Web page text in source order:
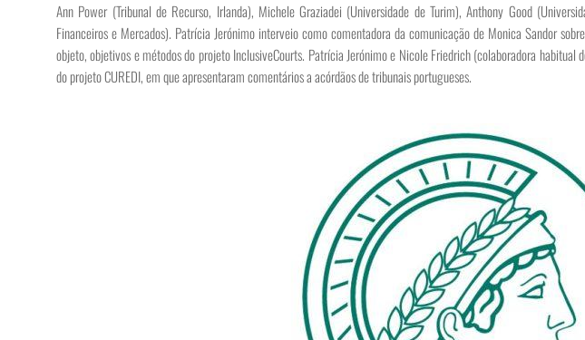
Ann Power (Tribunal de Recurso, Irlanda), Michele Graziadei (Universidade de Turim), Anthony Good
Financeiros e Mercados). Patrícia Jerónimo interveio como comentadora da comunicação de Monica Sandor
objeto, objetivos e métodos do projeto InclusiveCourts. Patrícia Jerónimo e Nicole Friedrich (colaboradora
do projeto CUREDI, em que apresentaram comentários a acórdãos de tribunais portugueses.